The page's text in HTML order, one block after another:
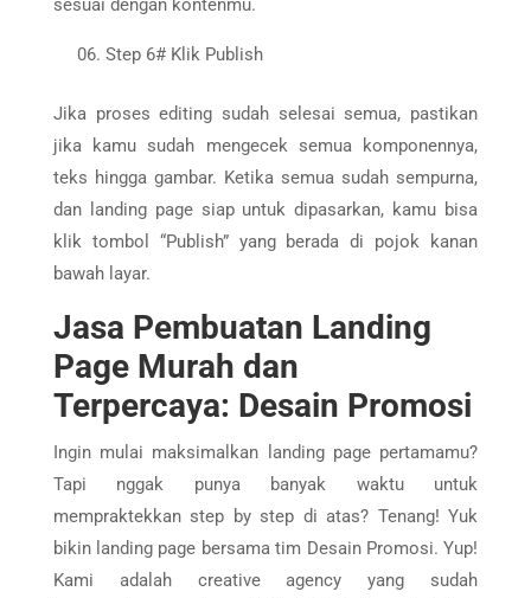
sesuai dengan kontenmu.
Step 6# Klik Publish
Jika proses editing sudah selesai semua, pastikan
jika kamu sudah mengecek semua komponennya,
teks hingga gambar. Ketika semua sudah sempurna,
dan landing page siap untuk dipasarkan, kamu bisa
klik tombol “Publish” yang berada di pojok kanan
bawah layar.
Jasa Pembuatan Landing
Page Murah dan
Terpercaya: Desain Promosi
Ingin mulai maksimalkan landing page pertamamu?
Tapi nggak punya banyak waktu untuk
mempraktekkan step by step di atas? Tenang! Yuk
bikin landing page bersama tim Desain Promosi. Yup!
Kami adalah creative agency yang sudah